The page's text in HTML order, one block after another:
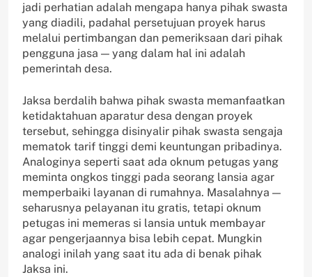
jadi perhatian adalah mengapa hanya pihak swasta
yang diadili, padahal persetujuan proyek harus
melalui pertimbangan dan pemeriksaan dari pihak
pengguna jasa — yang dalam hal ini adalah
pemerintah desa.
Jaksa berdalih bahwa pihak swasta memanfaatkan
ketidaktahuan aparatur desa dengan proyek
tersebut, sehingga disinyalir pihak swasta sengaja
mematok tarif tinggi demi keuntungan pribadinya.
Analoginya seperti saat ada oknum petugas yang
meminta ongkos tinggi pada seorang lansia agar
memperbaiki layanan di rumahnya. Masalahnya —
seharusnya pelayanan itu gratis, tetapi oknum
petugas ini memeras si lansia untuk membayar
agar pengerjaannya bisa lebih cepat. Mungkin
analogi inilah yang saat itu ada di benak pihak
Jaksa ini.